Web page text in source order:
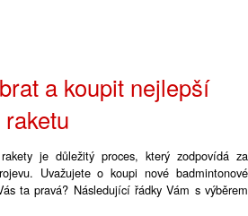
a koupit nejlepší
je důležitý proces, který zodpovídá za
Uvažujete o koupi nové badmintonové
ta pravá? Následující řádky Vám s výběrem